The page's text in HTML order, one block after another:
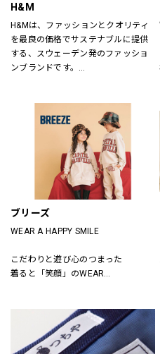
H&M
H&Mは、ファッションとクオリティ
を最良の価格でサステナブルに提供
する、スウェーデン発のファッショ
ンブランドです。
さまをお迎えしています。
H&Mお問い合わせ窓口:
https://lin.ee/k1gDN7M（LINEでの
お問い合わせ）
ブリーズ
WEAR A HAPPY SMILE
こだわりと遊び心のつまった
着ると「笑顔」のWEAR